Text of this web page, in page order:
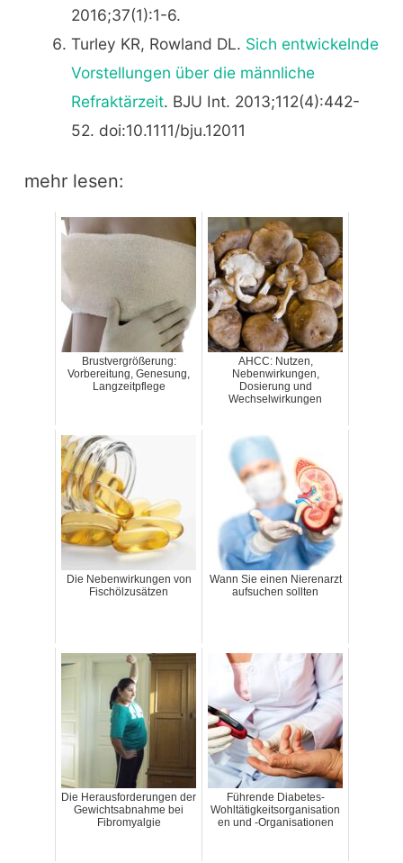
2016;37(1):1-6.
Turley KR, Rowland DL. Sich entwickelnde
Vorstellungen über die männliche
Refraktärzeit. BJU Int. 2013;112(4):442-
52. doi:10.1111/bju.12011
mehr lesen:
Brustvergrößerung:
Vorbereitung, Genesung,
Langzeitpflege
AHCC: Nutzen,
Nebenwirkungen,
Dosierung und
Wechselwirkungen
Die Nebenwirkungen von
Fischölzusätzen
Wann Sie einen Nierenarzt
aufsuchen sollten
Die Herausforderungen der
Gewichtsabnahme bei
Fibromyalgie
Führende Diabetes-
Wohltätigkeitsorganisation
en und -Organisationen